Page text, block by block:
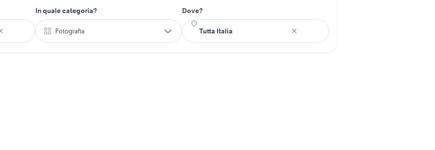
In quale categoria?
Fotografia
Dove?